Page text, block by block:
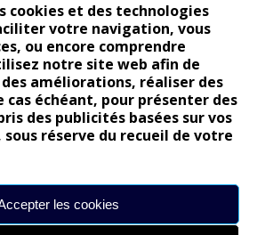
cookies et des technologies
votre navigation, vous
ou encore comprendre
notre site web afin de
améliorations, réaliser des
échéant, pour présenter des
des publicités basées sur vos
réserve du recueil de votre
les cookies
marque pour Citroën
voyage…
d’une légende